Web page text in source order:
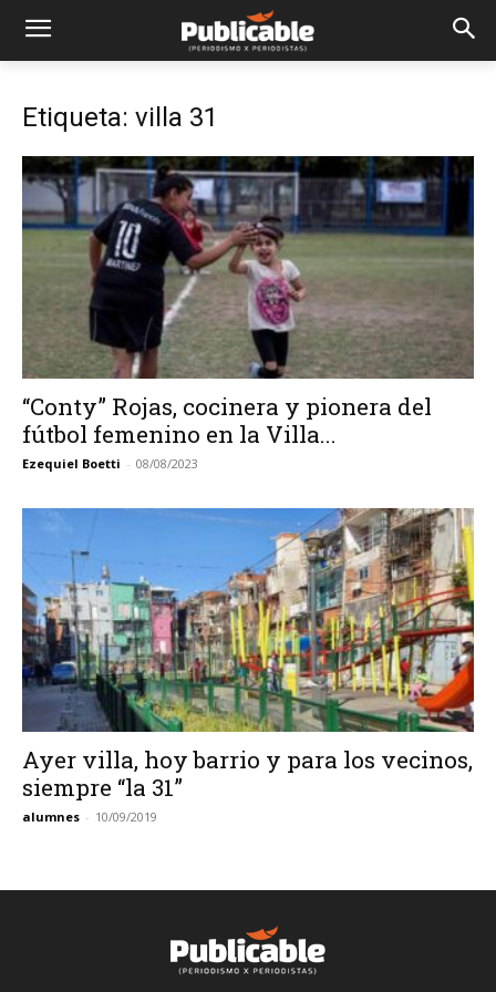
Etiqueta: villa 31
“Conty” Rojas, cocinera y pionera del
fútbol femenino en la Villa...
Ezequiel Boetti - 08/08/2023
Ayer villa, hoy barrio y para los vecinos,
siempre “la 31”
alumnes - 10/09/2019